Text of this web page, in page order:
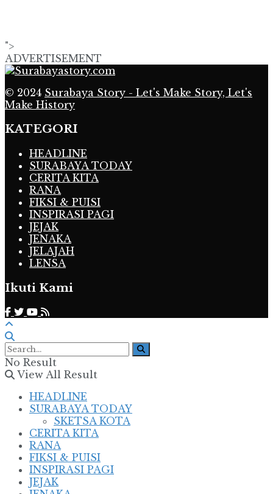
">
ADVERTISEMENT
© 2024 Surabaya Story - Let's Make Story, Let's
Make History
KATEGORI
HEADLINE
SURABAYA TODAY
CERITA KITA
RANA
FIKSI & PUISI
INSPIRASI PAGI
JEJAK
JENAKA
JELAJAH
LENSA
Ikuti Kami
No Result
View All Result
HEADLINE
SURABAYA TODAY
SKETSA KOTA
CERITA KITA
RANA
FIKSI & PUISI
INSPIRASI PAGI
JEJAK